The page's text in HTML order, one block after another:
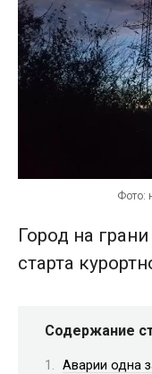
Фото:
Город на
старта
Содержание
Аварии одна